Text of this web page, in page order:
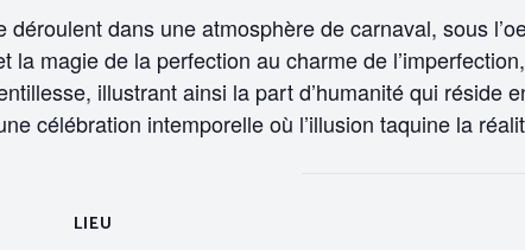
dans une atmosphère de carnaval, sous
magie de la perfection au charme de
illustrant ainsi la part d’humanité qui réside
célébration intemporelle où l’illusion taquine la
LIEU